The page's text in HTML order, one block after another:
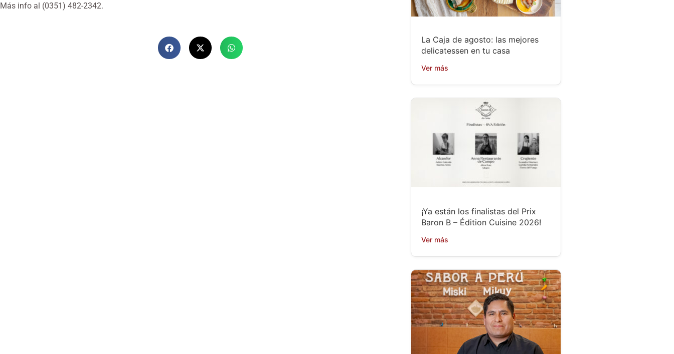
Más info al (0351) 482-2342.
La Caja de agosto: las mejores
delicatessen en tu casa
Ver más
¡Ya están los finalistas del Prix
Baron B – Édition Cuisine 2026!
Ver más